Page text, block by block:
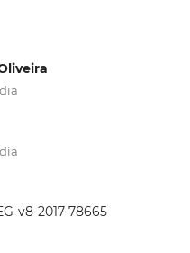
v8-2017-78665